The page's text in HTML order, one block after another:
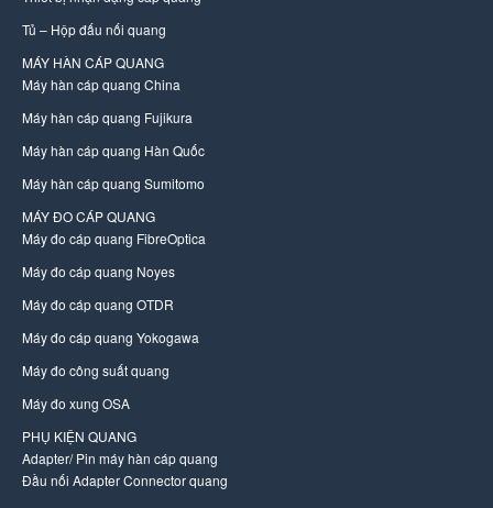
Tủ – Hộp đấu nối quang
MÁY HÀN CÁP QUANG
Máy hàn cáp quang China
Máy hàn cáp quang Fujikura
Máy hàn cáp quang Hàn Quốc
Máy hàn cáp quang Sumitomo
MÁY ĐO CÁP QUANG
Máy đo cáp quang FibreOptica
Máy đo cáp quang Noyes
Máy đo cáp quang OTDR
Máy đo cáp quang Yokogawa
Máy đo công suất quang
Máy đo xung OSA
PHỤ KIỆN QUANG
Adapter/ Pin máy hàn cáp quang
Đầu nối Adapter Connector quang